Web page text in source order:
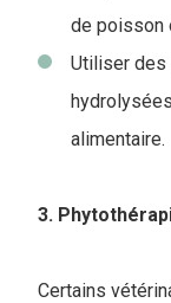
de poisson
Utiliser des
alimentaire.
3.
Certains